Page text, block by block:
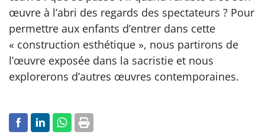
œuvre à l’abri des regards des spectateurs ? Pour
permettre aux enfants d’entrer dans cette
« construction esthétique », nous partirons de
l’œuvre exposée dans la sacristie et nous
explorerons d’autres œuvres contemporaines.